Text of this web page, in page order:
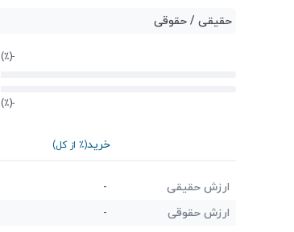
حقیقی / حقوقی
-(٪)
-(٪)
خرید(٪ از کل)
ارزش حقیقی -
ارزش حقوقی
-